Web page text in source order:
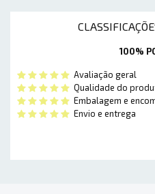
100%
Avaliação geral
Qualidade do
Embalagem e
Envio e entrega